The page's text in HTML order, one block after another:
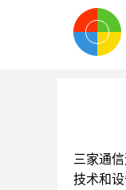
三家通
技术和